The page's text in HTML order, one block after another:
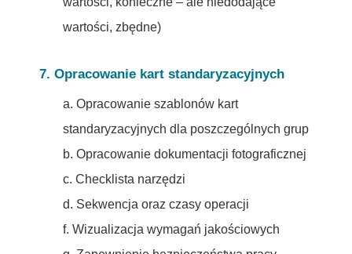
wartości, zbędne)
7. Opracowanie kart standaryzacyjnych
a. Opracowanie szablonów kart
standaryzacyjnych dla poszczególnych grup
b. Opracowanie dokumentacji fotograficznej
c. Checklista narzędzi
d. Sekwencja oraz czasy operacji
f. Wizualizacja wymagań jakościowych